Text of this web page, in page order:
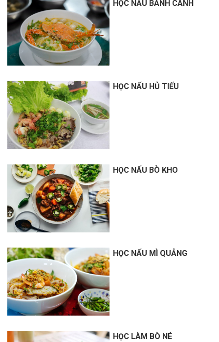
HỌC NẤU BÁNH CANH
HỌC NẤU HỦ TIẾU
HỌC NẤU BÒ KHO
HỌC NẤU MÌ QUẢNG
HỌC LÀM BÒ NÉ